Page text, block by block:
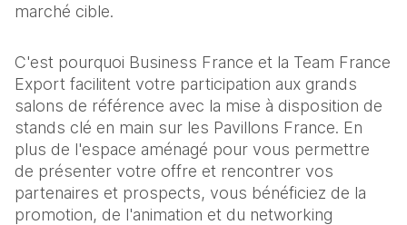
marché cible.
C'est pourquoi Business France et la Team France
Export facilitent votre participation aux grands
salons de référence avec la mise à disposition de
stands clé en main sur les Pavillons France. En
plus de l'espace aménagé pour vous permettre
de présenter votre offre et rencontrer vos
partenaires et prospects, vous bénéficiez de la
promotion, de l'animation et du networking